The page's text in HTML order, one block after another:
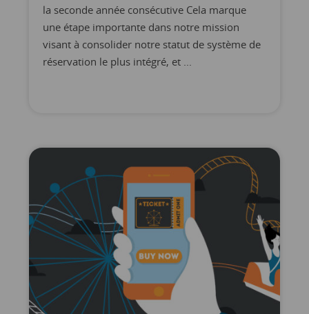
la seconde année consécutive Cela marque
une étape importante dans notre mission
visant à consolider notre statut de système de
réservation le plus intégré, et ...